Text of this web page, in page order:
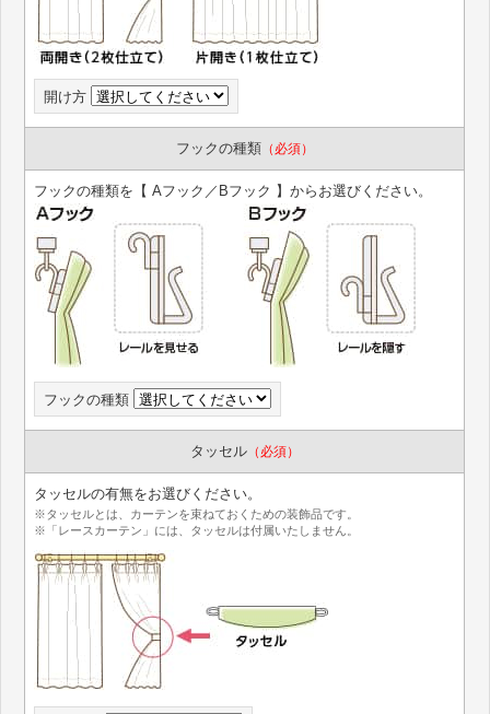
開け方
フックの種類（必須）
フックの種類を【 Aフック／Bフック 】からお選びください。
フックの種類
タッセル（必須）
タッセルの有無をお選びください。
※タッセルとは、カーテンを束ねておくための装飾品です。
※「レースカーテン」には、タッセルは付属いたしません。